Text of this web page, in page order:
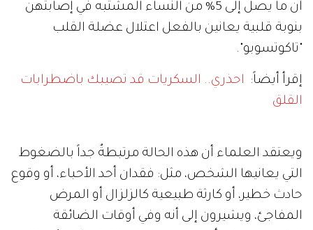
أن ما يصل إلى 5% من النساء المشتبه في إصابتهن
بنوبة قلبية يعانين بالفعل اعتلال عضلة القلب
"تاكوتسوبو".
إقرأ أيضاً: احذري.. السكريات قد تصيبك باضطرابات
القلق
ويعتقد العلماء أن هذه الحالة مرتبطةٌ جداً بالضغوط
التي يعانيها الشخص، مثل: فقدان أحد الأحباء، أو وقوع
حادث خطير، أو كارثة طبيعية كالزلزال أو المرض
المفاجئ، ويشيرون إلى أنه وفي أوقات الضائقة